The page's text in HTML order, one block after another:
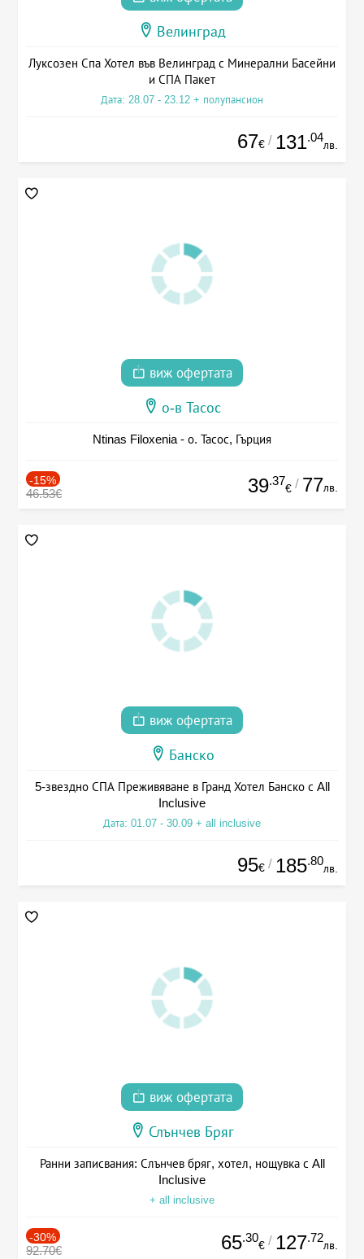
Велинград
Луксозен Спа Хотел във Велинград с Минерални Басейни
и СПА Пакет
Дата: 28.07 - 23.12 + полупансион
67€ / 131.04
лв.
виж офертата
о-в Тасос
Ntinas Filoxenia - о. Тасос, Гърция
-15%
46.53€ 39.37
€ / 77лв.
виж офертата
Банско
5-звездно СПА Преживяване в Гранд Хотел Банско с All
Inclusive
Дата: 01.07 - 30.09 + all inclusive
95€ / 185.80
лв.
виж офертата
Слънчев Бряг
Ранни записвания: Слънчев бряг, хотел, нощувка с All
Inclusive
+ all inclusive
-30%
92.70€ 65.30
€ / 127.72
лв.